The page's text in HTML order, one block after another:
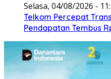
Selasa, 04/08/2026 -
Telkom Percepat
Pendapatan Tembus